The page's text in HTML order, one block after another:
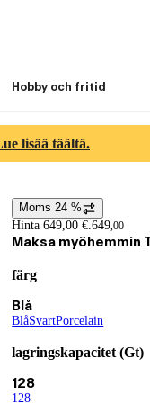
Hobby och fritid
lisää täältä.
Prisinformation
Moms 24 %
Hinta 649,00 €.649,00
Maksa myöhemmin
färg
Nuvarande val Blå
Blå
Blå(färg)
Svart(färg)
Porcelain
lagringskapacitet (Gt)
Nuvarande val 128
128
128